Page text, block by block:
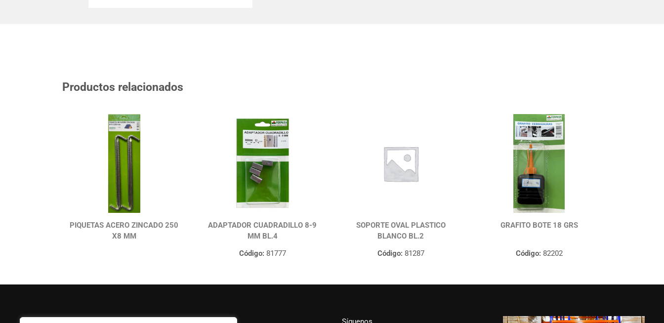
Productos relacionados
PIQUETAS ACERO ZINCADO 250
X8 MM
ADAPTADOR CUADRADILLO 8-9
MM BL.4
Código: 81777
SOPORTE OVAL PLASTICO
BLANCO BL.2
Código: 81287
GRAFITO BOTE 18 GRS
Código: 82202